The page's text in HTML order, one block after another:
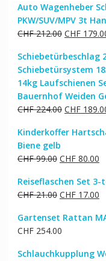
war:
CHF 94.00
Auto Wagenheber
PKW/SUV/MPV 3t
CHF212.00
war:
CHF
CHF
Schiebetürbeschlag
Schiebetürsystem
14kg Laufschienen
Bauernhof Weiden
CHF224.00
war:
CHF
Kinderkoffer
Biene gelb
CHF99.00
war:
CHF 99.00
CHF80.00
Reiseflaschen Set 3-
CHF21.00
war:
CHF 21.00
CHF17.00
Gartenset Rattan
CHF254.00
Schlauchkupplung